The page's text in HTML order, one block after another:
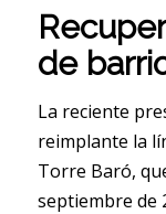
de
La reciente
reimplante la
Torre Baró,
septiembre de